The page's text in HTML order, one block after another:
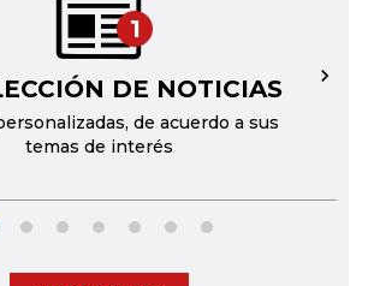
1
DE NOTICIAS
de acuerdo a sus
temas de interés
→